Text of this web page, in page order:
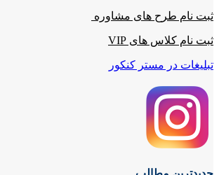
ثبت نام طرح های مشاوره
ثبت نام کلاس های VIP
تبلیغات در مستر کنکور